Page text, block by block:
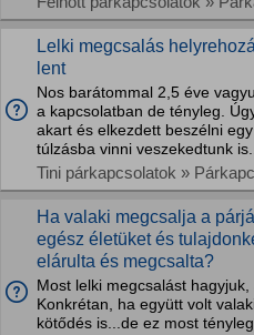
Lelki megcsalás
lent
Nos barátommal 2,5 éve
a kapcsolatban de tényleg.
akart és elkezdett beszélni
túlzásba vinni veszekedtunk
Tini párkapcsolatok »
Ha valaki megcsalja a
egész életüket és
elárulta és megcsalta?
Most lelki megcsalást
Konkrétan, ha együtt volt
kötődés is...de ez most